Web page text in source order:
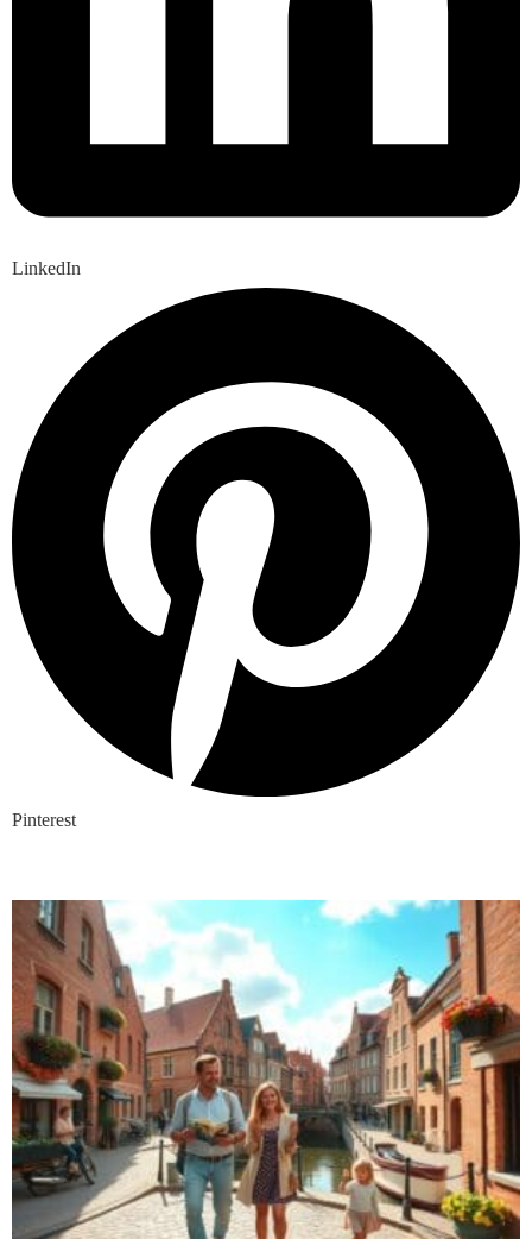
LinkedIn
Pinterest